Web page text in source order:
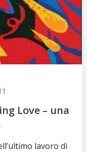
Love – una
lavoro di